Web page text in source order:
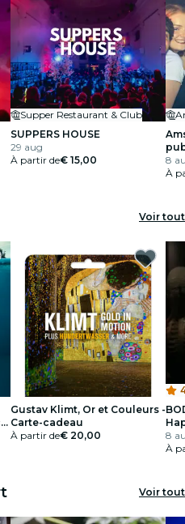
Supper Restaurant & Club
SUPPERS HOUSE
29 aug
À partir de€ 15,00
8
À
Voir tout
Gustav Klimt, Or et Couleurs -
Carte-cadeau
À partir de€ 20,00
file
8
À
Voir tout